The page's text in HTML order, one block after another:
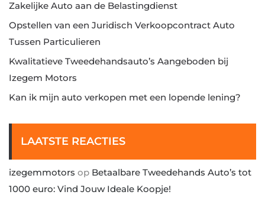
Zakelijke Auto aan de Belastingdienst
Opstellen van een Juridisch Verkoopcontract Auto
Tussen Particulieren
Kwalitatieve Tweedehandsauto’s Aangeboden bij
Izegem Motors
Kan ik mijn auto verkopen met een lopende lening?
LAATSTE REACTIES
izegemmotors op Betaalbare Tweedehands Auto’s tot
1000 euro: Vind Jouw Ideale Koopje!